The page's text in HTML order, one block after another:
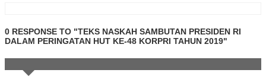
0 RESPONSE TO "TEKS NASKAH SAMBUTAN PRESIDEN RI
DALAM PERINGATAN HUT KE-48 KORPRI TAHUN 2019"